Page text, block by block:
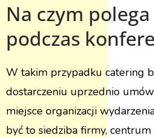
Na czym
podczas
W takim przypadku catering
dostarczeniu uprzednio
miejsce organizacji
być to siedziba firmy,